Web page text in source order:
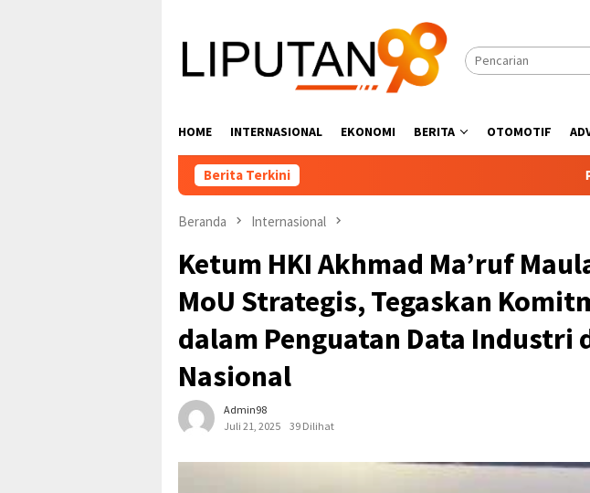
konten
HOME INTERNASIONAL EKONOMI BERITA OTOMOTIF
Berita Terkini Pabrik
Beranda Internasional
Ketum HKI Akhmad Ma’ruf
MoU Strategis, Tegaskan
dalam Penguatan Data Industri
Nasional
Admin98
Juli 21, 2025
39 Dilihat